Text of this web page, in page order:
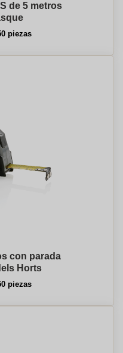
de 5 metros
piezas
con parada
Horts
piezas